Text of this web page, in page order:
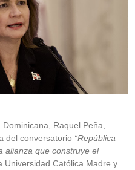
Raquel Peña,
del conversatorio “República
alianza que construye el
Universidad Católica Madre y